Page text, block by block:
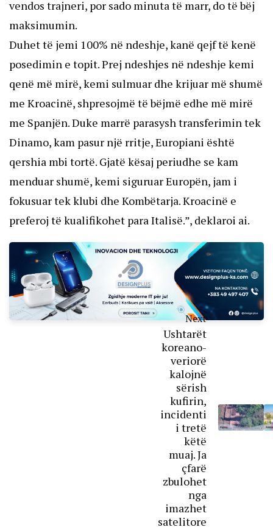
vendos trajneri, por sado minuta të marr, do të bëj
maksimumin.
Duhet të jemi 100% në ndeshje, kanë qejf të kenë
posedimin e topit. Prej ndeshjes në ndeshje kemi
qenë më mirë, kemi sulmuar dhe krijuar më shumë
me Kroacinë, shpresojmë të bëjmë edhe më mirë
me Spanjën. Duke marrë parasysh transferimin tek
Dinamo, kam pasur një rritje, Europiani është
qershia mbi tortë. Gjatë kësaj periudhe se kam
menduar shumë, kemi siguruar Europën, jam i
fokusuar tek klubi dhe Kombëtarja. Kroacinë e
preferoj të kualifikohet para Italisë.”, deklaroi ai.
Next
Ushtarët
koreano-
veriorë
kalojnë
sërish
kufirin,
incidenti
i tretë
këtë
muaj. Ja
çfarë
zbulohet
nga
imazhet
satelitore